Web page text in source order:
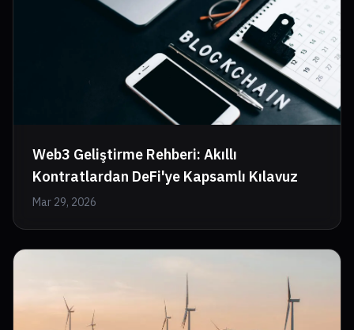
Web3 Geliştirme Rehberi: Akıllı
Kontratlardan DeFi'ye Kapsamlı Kılavuz
Mar 29, 2026